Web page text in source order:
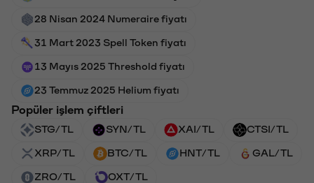
28 Nisan 2024 Numeraire fiyatı
31 Mart 2023 Spell Token fiyatı
13 Mayıs 2025 Threshold fiyatı
23 Temmuz 2025 Helium fiyatı
Popüler işlem çiftleri
STG/TL SYN/TL XAI/TL CTSI/TL
XRP/TL BTC/TL HNT/TL GAL/TL
ZRO/TL OXT/TL